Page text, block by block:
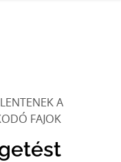
A
FAJOK